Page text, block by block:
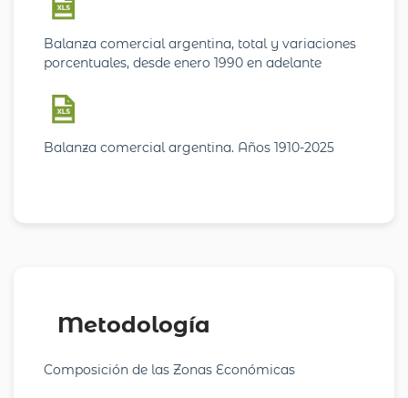
Balanza comercial argentina, total y variaciones
porcentuales, desde enero 1990 en adelante
Balanza comercial argentina. Años 1910-2025
Metodología
Composición de las Zonas Económicas